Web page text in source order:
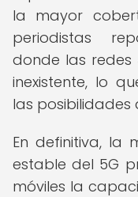
la mayor
periodistas
donde las redes
inexistente, lo
las
En definitiva, la
estable del 5G
móviles la